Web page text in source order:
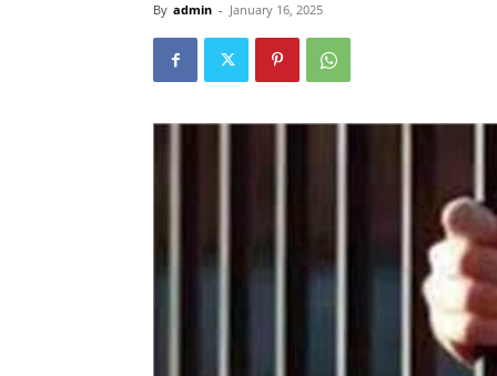
By admin - January 16, 2025